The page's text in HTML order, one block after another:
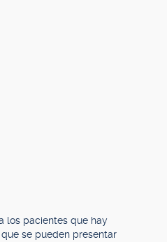
los pacientes que hay
se pueden presentar